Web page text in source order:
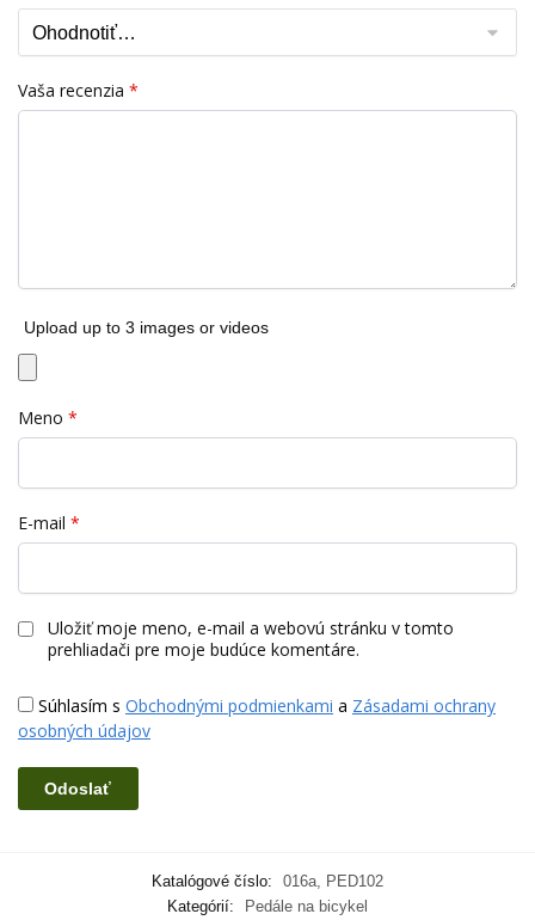
Vaša recenzia *
Upload up to 3 images or videos
Meno *
E-mail *
Uložiť moje meno, e-mail a webovú stránku v tomto
prehliadači pre moje budúce komentáre.
Súhlasím s Obchodnými podmienkami a Zásadami ochrany
osobných údajov
Katalógové číslo:
016a, PED102
Kategórií:
Pedále na bicykel